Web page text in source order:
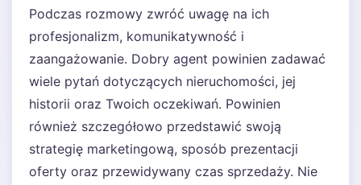
Podczas rozmowy zwróć uwagę na ich
profesjonalizm, komunikatywność i
zaangażowanie. Dobry agent powinien zadawać
wiele pytań dotyczących nieruchomości, jej
historii oraz Twoich oczekiwań. Powinien
również szczegółowo przedstawić swoją
strategię marketingową, sposób prezentacji
oferty oraz przewidywany czas sprzedaży. Nie